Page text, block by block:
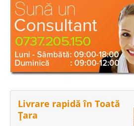
Livrare rapidă în Toată
Țara